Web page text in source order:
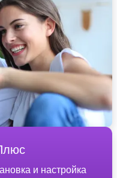
и настройка